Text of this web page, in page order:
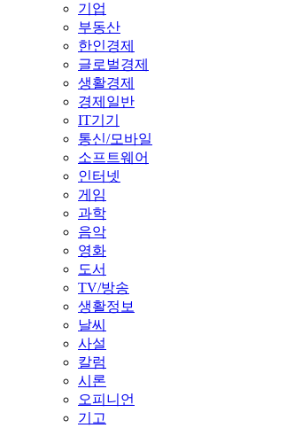
기업
부동산
한인경제
글로벌경제
생활경제
경제일반
IT기기
통신/모바일
소프트웨어
인터넷
게임
과학
음악
영화
도서
TV/방송
생활정보
날씨
사설
칼럼
시론
오피니언
기고